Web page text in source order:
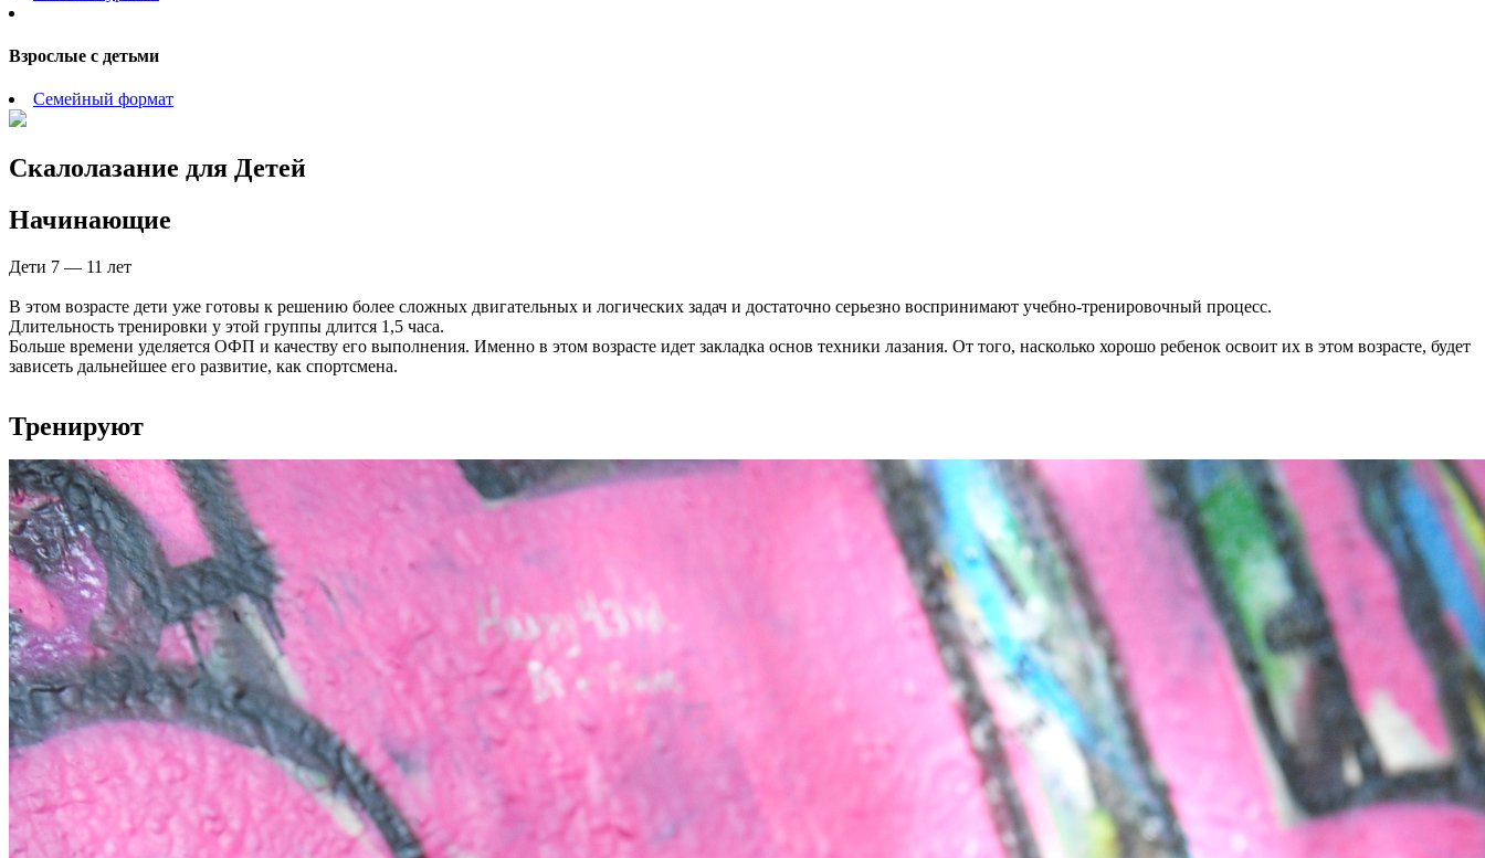
Взрослые с детьми
Семейный формат
Скалолазание для Детей
Начинающие
Дети 7 — 11 лет
В этом возрасте дети уже готовы к решению более сложных двигательных и логических задач и достаточно серьезно воспринимают учебно-тренировочный процесс.
Длительность тренировки у этой группы длится 1,5 часа.
Больше времени уделяется ОФП и качеству его выполнения. Именно в этом возрасте идет закладка основ техники лазания. От того, насколько хорошо ребенок освоит их в этом возрасте, будет
зависеть дальнейшее его развитие, как спортсмена.
Тренируют